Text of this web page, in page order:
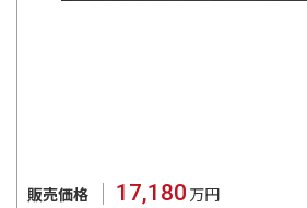
販売価格 17,180 万円